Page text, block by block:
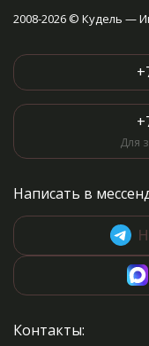
2008-2026 © Кудель —
Для
Написать в
Контакты: